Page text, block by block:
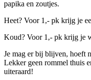
papika en zoutjes.
Heet? Voor 1,- pk krijg je
Koud? Voor 1,- pk krijg je
Je mag er bij blijven, hoeft
Lekker geen rommel thuis
uiteraard!